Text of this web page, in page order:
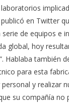
en Twitter
de equipos e
global, hoy
Hablaba también
para esta
y realizar
su compañía no